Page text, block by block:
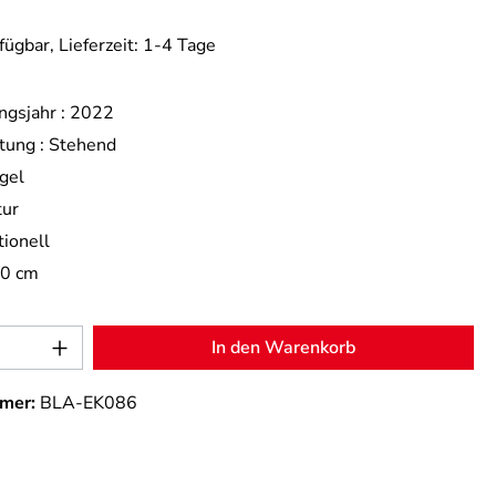
Lieferzeit: 1-4 Tage
: 2022
: Stehend
cm
Anzahl: Gib den gewünschten Wert ein
In den Warenkorb
BLA-EK086